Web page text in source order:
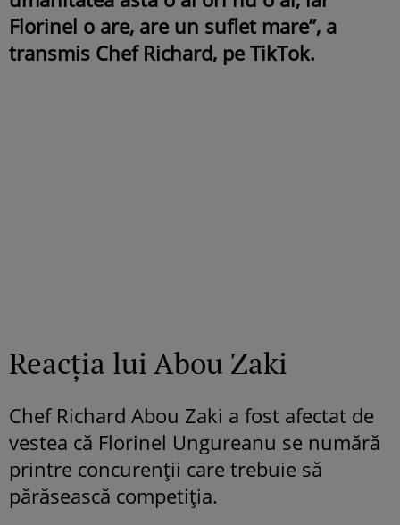
Florinel o are, are un suflet mare”, a
transmis Chef Richard, pe TikTok.
Reacția lui Abou Zaki
Chef Richard Abou Zaki a fost afectat de
vestea că Florinel Ungureanu se numără
printre concurenții care trebuie să
părăsească competiția.